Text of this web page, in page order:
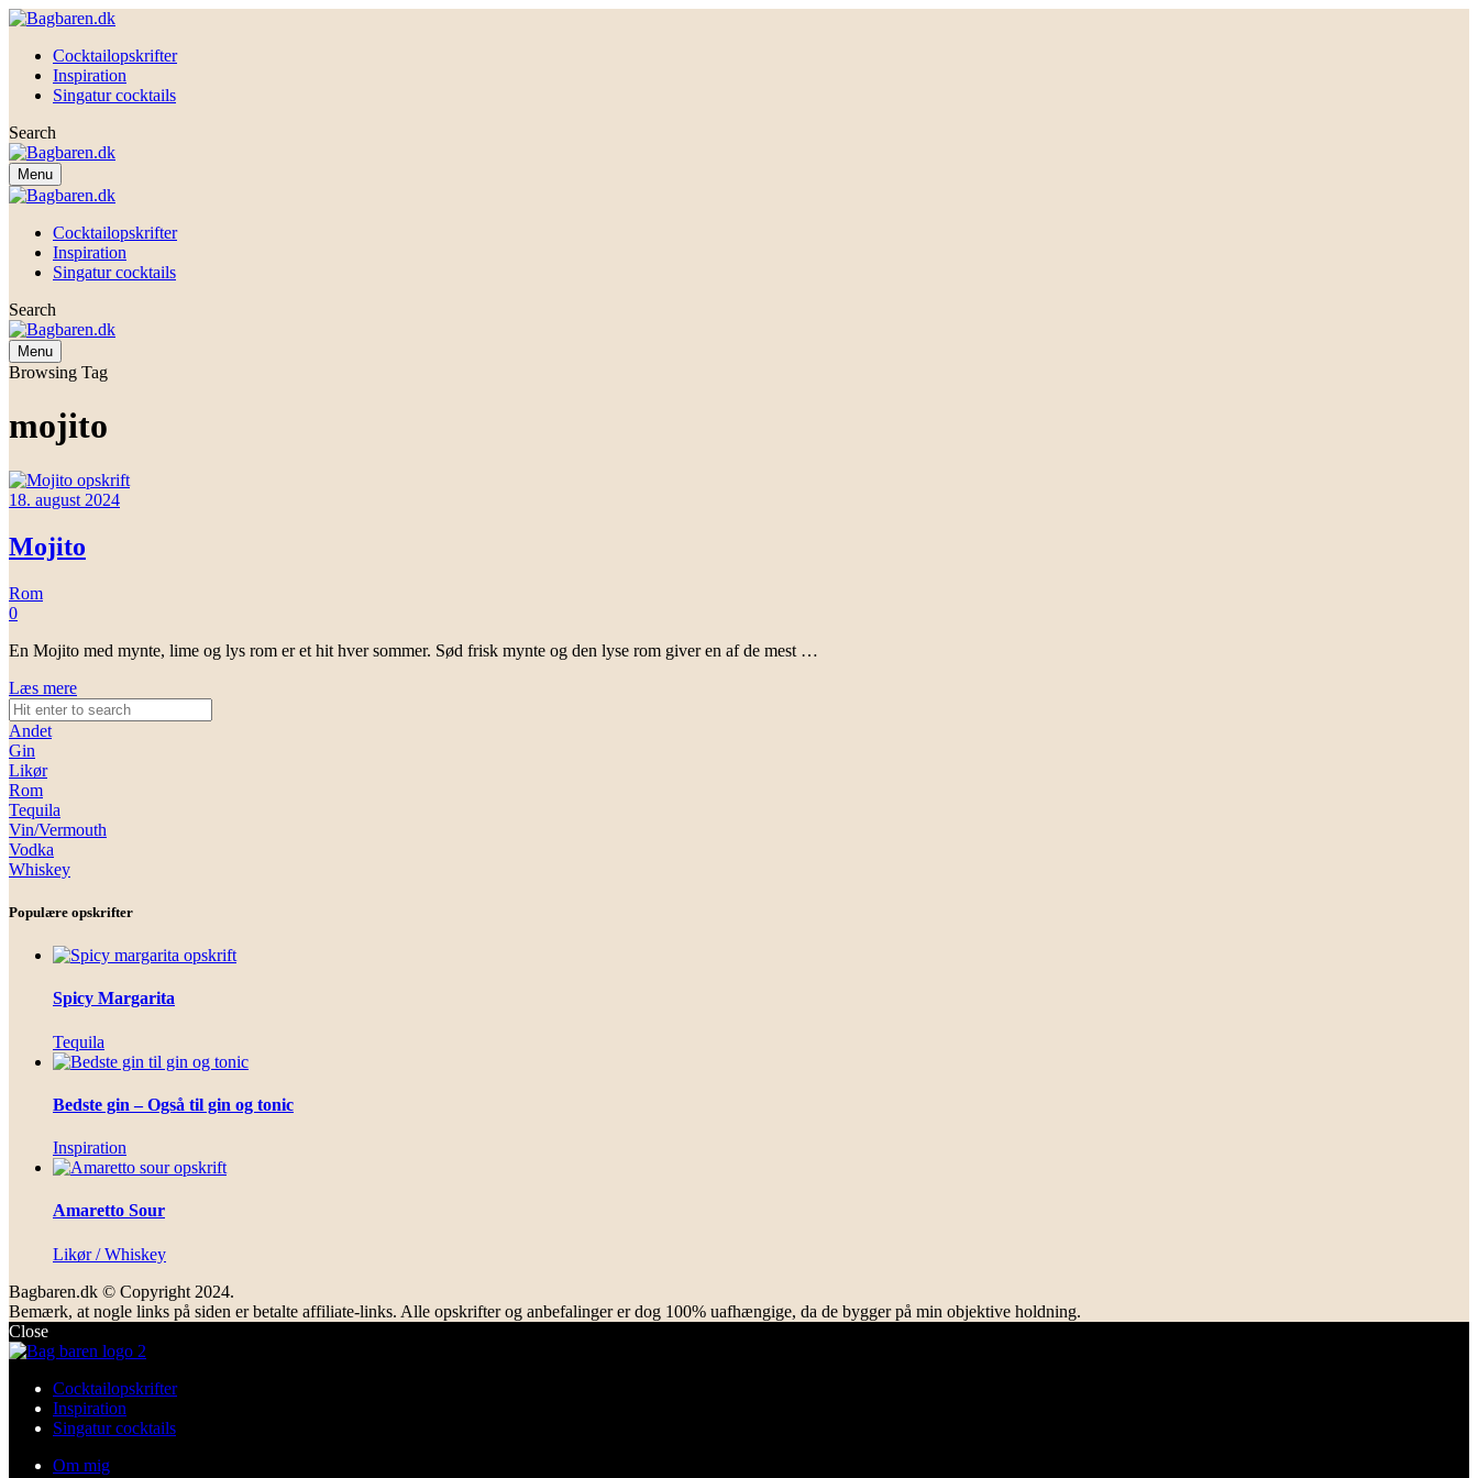
Cocktailopskrifter
Inspiration
Singatur cocktails
Search
Menu
Cocktailopskrifter
Inspiration
Singatur cocktails
Search
Menu
Browsing Tag
mojito
18. august 2024
Mojito
Rom
0
En Mojito med mynte, lime og lys rom er et hit hver sommer. Sød frisk mynte og den lyse rom giver en af de mest …
Læs mere
Andet
Gin
Likør
Rom
Tequila
Vin/Vermouth
Vodka
Whiskey
Populære opskrifter
Spicy Margarita
Tequila
Bedste gin – Også til gin og tonic
Inspiration
Amaretto Sour
Likør / Whiskey
Bagbaren.dk © Copyright 2024.
Bemærk, at nogle links på siden er betalte affiliate-links. Alle opskrifter og anbefalinger er dog 100% uafhængige, da de bygger på min objektive holdning.
Close
Cocktailopskrifter
Inspiration
Singatur cocktails
Om mig